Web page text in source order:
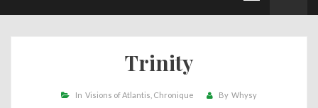
Trinity
In Visions of Atlantis Chronique By Whysy